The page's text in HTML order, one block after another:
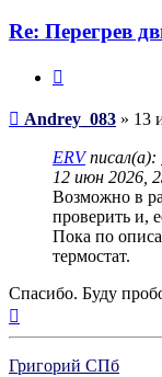
Re: Перегрев
Сообщение
Andrey_083 » 13
ERVписал(а):
12 июн 2026,
Возможно в
проверить и,
Пока по
термостат.
Спасибо. Буду
Григорий СПб